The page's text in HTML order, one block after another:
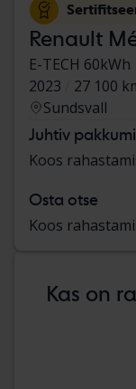
Renault
E-TECH 60kWh
2023
27 100
Sundsvall
Juhtiv
Koos
Osta otse
Koos
Kas on